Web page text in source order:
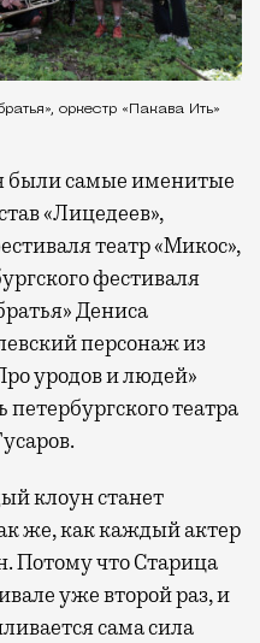
оркестр «Пакава Ить»
были самые именитые
«Лицедеев»,
театр «Микос»,
фестиваля
Дениса
персонаж из
уродов и людей»
театра
клоун станет
же, как каждый актер
Потому что Старица
уже второй раз, и
сама сила